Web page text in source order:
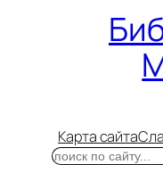
Карта сайта
Поиск